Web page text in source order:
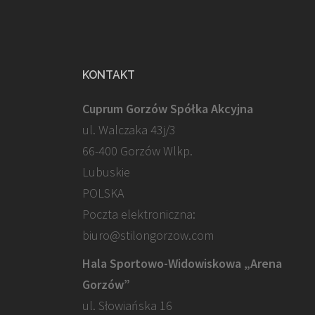
KONTAKT
Cuprum Gorzów Spółka Akcyjna
ul. Walczaka 43j/3
66-400 Gorzów Wlkp.
Lubuskie
POLSKA
Poczta elektroniczna:
biuro@stilongorzow.com
Hala Sportowo-Widowiskowa „Arena
Gorzów”
ul. Słowiańska 16